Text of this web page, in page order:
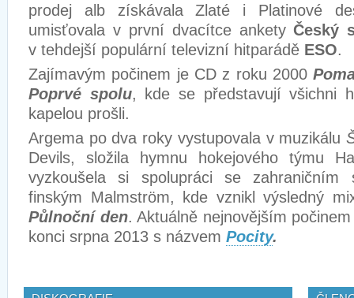
prodej alb získávala Zlaté i Platinové
umisťovala v první dvacítce ankety Český
v tehdejší populární televizní hitparádě ESO.
Zajímavým počinem je CD z roku 2000
Poprvé spolu, kde se představují všichni
kapelou prošli.
Argema po dva roky vystupovala v muzikálu
Devils, složila hymnu hokejového týmu
vyzkoušela si spolupráci se zahraničním
finským Malmström, kde vznikl výsledný
Půlnoční den. Aktuálně nejnovějším
konci srpna 2013 s názvem Pocity.